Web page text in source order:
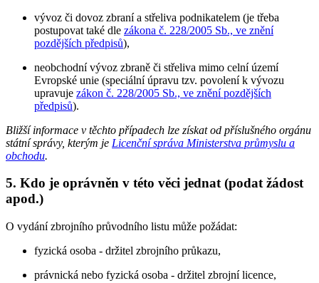
vývoz či dovoz zbraní a střeliva podnikatelem (je třeba
postupovat také dle zákona č. 228/2005 Sb., ve znění
pozdějších předpisů),
neobchodní vývoz zbraně či střeliva mimo celní území
Evropské unie (speciální úpravu tzv. povolení k vývozu
upravuje zákon č. 228/2005 Sb., ve znění pozdějších
předpisů).
Bližší informace v těchto případech lze získat od příslušného orgánu
státní správy, kterým je Licenční správa Ministerstva průmyslu a
obchodu.
5. Kdo je oprávněn v této věci jednat (podat žádost
apod.)
O vydání zbrojního průvodního listu může požádat:
fyzická osoba - držitel zbrojního průkazu,
právnická nebo fyzická osoba - držitel zbrojní licence,